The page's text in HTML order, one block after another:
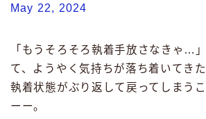
May 22, 2024
「もうそろそろ執着手放さなきゃ…
て、ようやく気持ちが落ち着いてき
執着状態がぶり返して戻ってしまう
ーー。